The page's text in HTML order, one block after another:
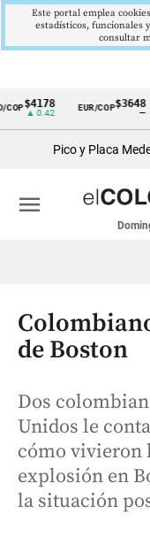
Cintillo
económicos
Colombia
$4178
▲ 0.42
EUR/COP$3648
Pico y Placa
menu
de Boston
Dos
Unidos le
cómo vivieron
explosión en
la situación
Este portal emplea
estadísticos, funcionales
consultar